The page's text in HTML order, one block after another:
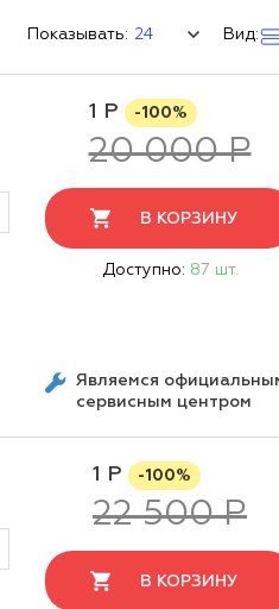
Показывать: Вид:
1 Р -100%
20 000 Р
В КОРЗИНУ
Доступно: 87 шт.
Являемся
сервисным центром
1 Р -100%
22 500 Р
В КОРЗИНУ